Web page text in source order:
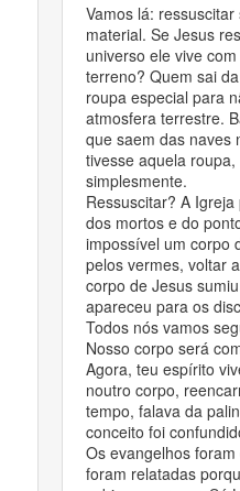
Vamos lá:
material. Se Jesus
universo ele vive
terreno? Quem sai
roupa especial para
atmosfera terrestre.
que saem das naves
tivesse aquela
simplesmente.
Ressuscitar? A
dos mortos e do
impossível um corpo
pelos vermes, voltar
corpo de Jesus
apareceu para os
Todos nós vamos
Nosso corpo será
Agora, teu espírito
noutro corpo,
tempo, falava da
conceito foi
Os evangelhos
foram relatadas